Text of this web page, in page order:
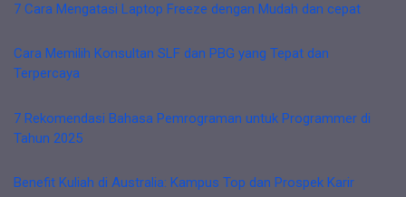
7 Cara Mengatasi Laptop Freeze dengan Mudah dan cepat
Cara Memilih Konsultan SLF dan PBG yang Tepat dan
Terpercaya
7 Rekomendasi Bahasa Pemrograman untuk Programmer di
Tahun 2025
Benefit Kuliah di Australia: Kampus Top dan Prospek Karir